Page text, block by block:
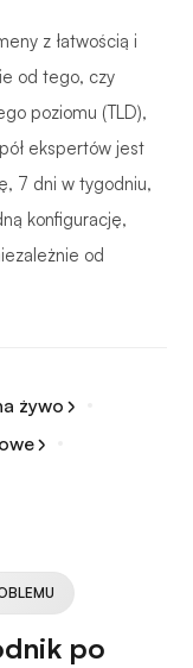
z łatwością i
od tego, czy
poziomu (TLD),
ekspertów jest
7 dni w tygodniu,
konfigurację,
od
żywo
po